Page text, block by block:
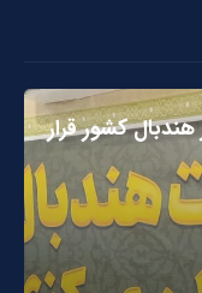
هیئت برتر هندبال کشور قرار